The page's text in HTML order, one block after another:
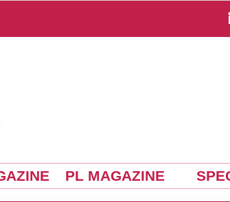
PL MAGAZINE